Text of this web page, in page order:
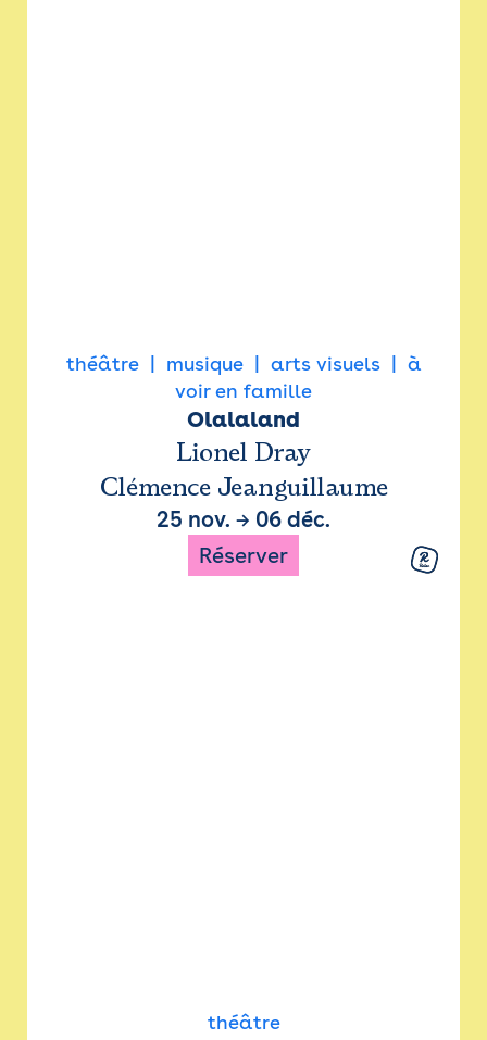
théâtre musique arts visuels
à
voir en famille
Olalaland
Lionel Dray
Clémence Jeanguillaume
25 nov. → 06 déc.
Réserver
théâtre